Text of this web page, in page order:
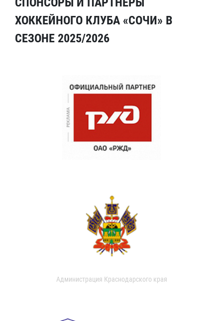
ХОККЕЙНОГО КЛУБА «СОЧИ» В
СЕЗОНЕ 2025/2026
Администрация Краснодарского края